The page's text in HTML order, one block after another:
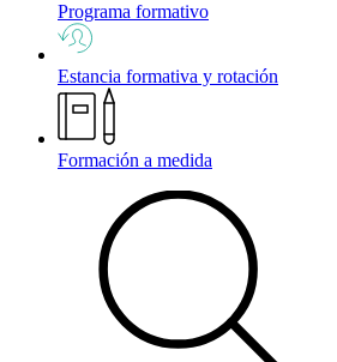
Programa formativo
Estancia formativa y rotación
Formación a medida